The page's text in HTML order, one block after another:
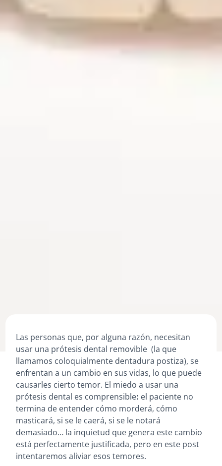
Las personas que, por alguna razón, necesitan
usar una prótesis dental removible (la que
llamamos coloquialmente dentadura postiza), se
enfrentan a un cambio en sus vidas, lo que puede
causarles cierto temor. El miedo a usar una
prótesis dental es comprensible: el paciente no
termina de entender cómo morderá, cómo
masticará, si se le caerá, si se le notará
demasiado… la inquietud que genera este cambio
está perfectamente justificada, pero en este post
intentaremos aliviar esos temores.